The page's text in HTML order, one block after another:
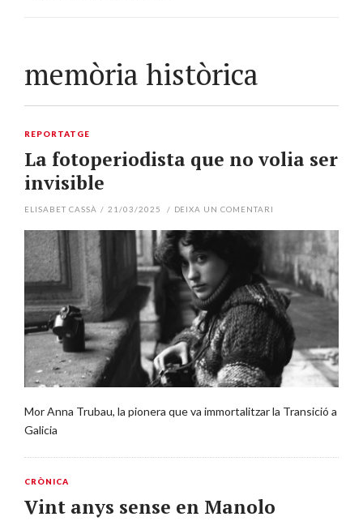
memòria històrica
REPORTATGE
La fotoperiodista que no volia ser
invisible
ELISABET CASSÀ / 21/03/2025 / DEIXA UN COMENTARI
Mor Anna Trubau, la pionera que va immortalitzar la Transició a
Galicia
CRÒNICA
Vint anys sense en Manolo